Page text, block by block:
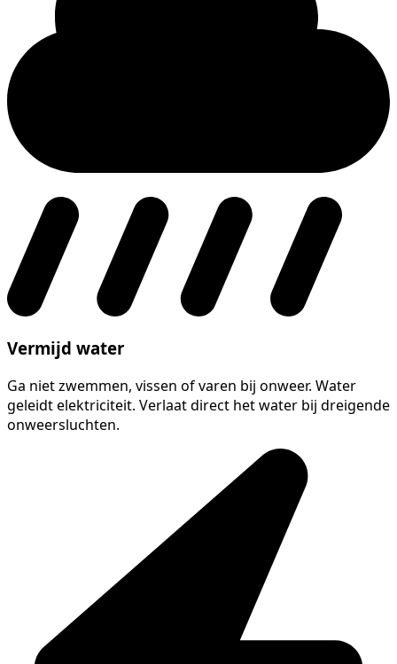
Vermijd water
Ga niet zwemmen, vissen of varen bij onweer. Water
geleidt elektriciteit. Verlaat direct het water bij dreigende
onweersluchten.